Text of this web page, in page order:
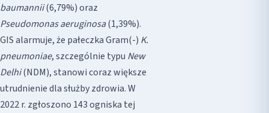
baumannii(6,79%) oraz
Pseudomonas aeruginosa(1,39%).
GIS alarmuje, że pałeczka Gram(-) K.
pneumoniae, szczególnie typu New
Delhi(NDM), stanowi coraz większe
utrudnienie dla służby zdrowia. W
2022 r. zgłoszono 143 ogniska tej